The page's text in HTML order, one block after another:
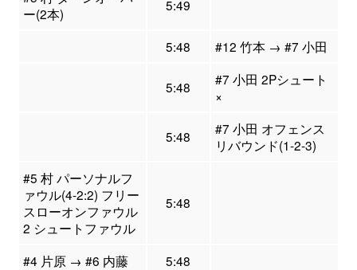
ー(2本)
5:49
5:48 #12 竹本 → #7 小田
5:48
#7 小田 2Pシュート
×
5:48
#7 小田 オフェンス
リバウンド(1-2-3)
#5 村 パーソナルフ
ァウル(4-2:2) フリー
スローオンファウル
2 シュートファウル
5:48
#4 片原 → #6 内藤
5:48